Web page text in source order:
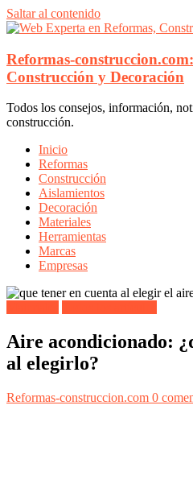
Saltar al contenido
Reformas-
Construcción y Decoración
Todos los consejos, información,
construcción.
Inicio
Reformas
Construcción
Aislamientos
Decoración
Materiales
Herramientas
Marcas
Empresas
Aire acondicionado:
al elegirlo?
Reformas-construccion.com 0